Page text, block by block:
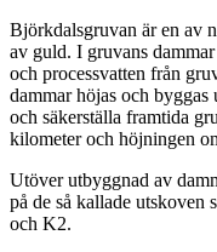
Björkdalsgruvan är en av
av guld. I gruvans
och processvatten från
dammar höjas och
och säkerställa framtida
kilometer och höjningen
Utöver utbyggnad av
på de så kallade utskoven
och K2.